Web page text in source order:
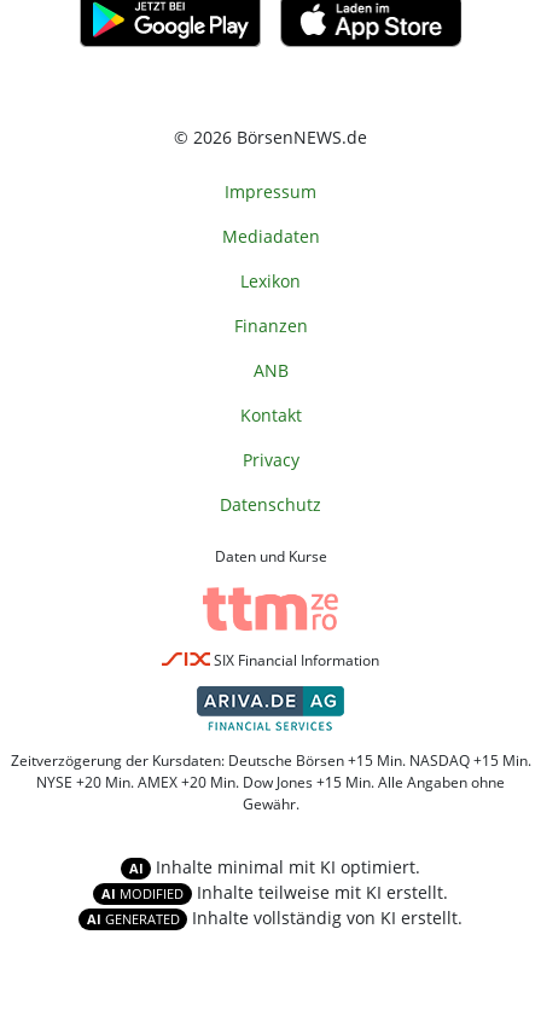
© 2026 BörsenNEWS.de
Impressum
Mediadaten
Lexikon
Finanzen
ANB
Kontakt
Privacy
Datenschutz
Daten und Kurse
SIX Financial Information
Zeitverzögerung der Kursdaten: Deutsche Börsen +15 Min. NASDAQ +15 Min.
NYSE +20 Min. AMEX +20 Min. Dow Jones +15 Min. Alle Angaben ohne
Gewähr.
AI Inhalte minimal mit KI optimiert.
AI MODIFIED Inhalte teilweise mit KI erstellt.
AI GENERATED Inhalte vollständig von KI erstellt.